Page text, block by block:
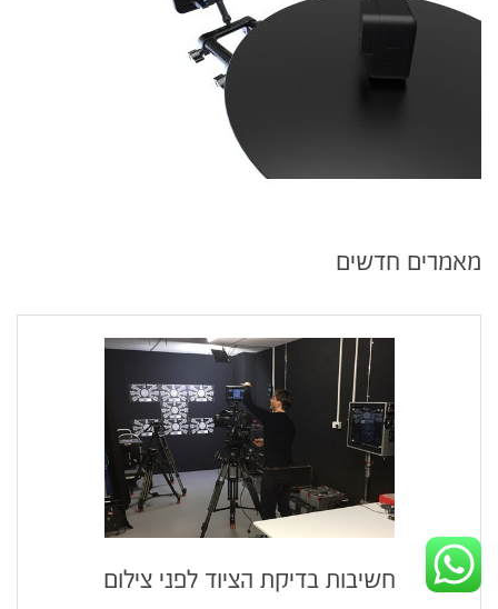
מאמרים חדשים
חשיבות בדיקת הציוד לפני צילום